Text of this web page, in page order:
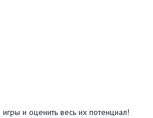
и оценить весь их потенциал!